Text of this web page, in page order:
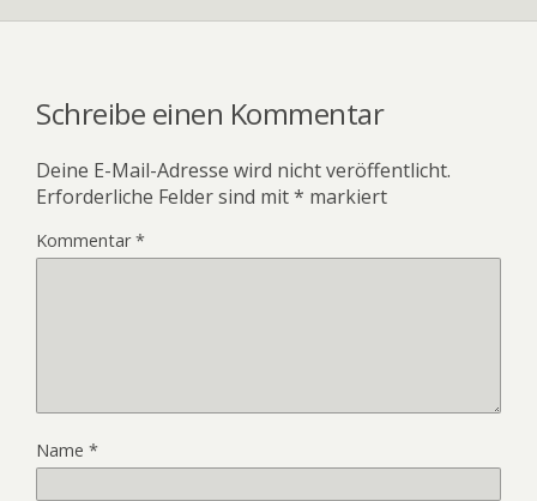
Schreibe einen Kommentar
Deine E-Mail-Adresse wird nicht veröffentlicht.
Erforderliche Felder sind mit* markiert
Kommentar*
Name *